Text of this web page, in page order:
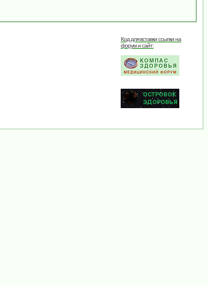
Код для вставки ссылки на
форум и сайт: